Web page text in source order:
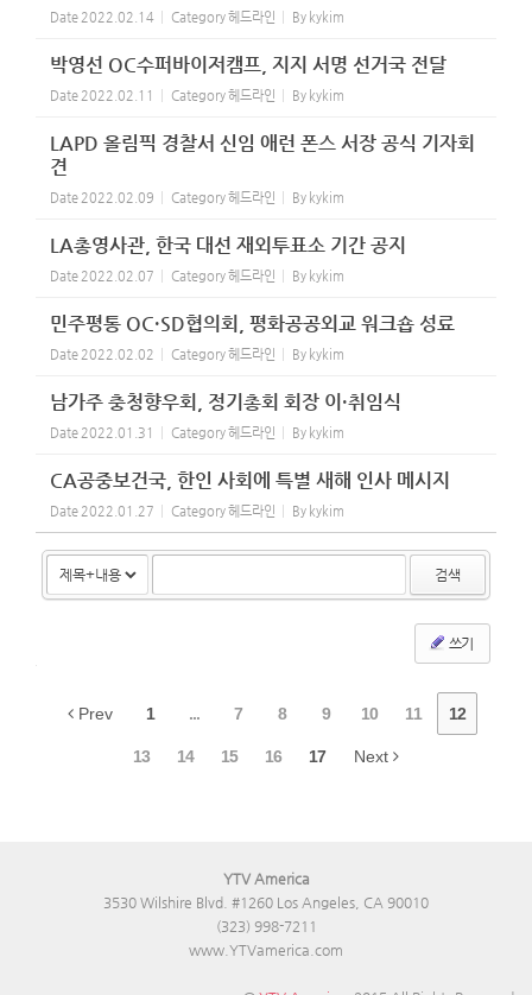
Date 2022.02.14 Category헤드라인 By kykim
박영선 OC수퍼바이저캠프, 지지 서명 선거국 전달
Date 2022.02.11 Category헤드라인 By kykim
LAPD 올림픽 경찰서 신임 애런 폰스 서장 공식 기자회
견
Date 2022.02.09 Category헤드라인 By kykim
LA총영사관, 한국 대선 재외투표소 기간 공지
Date 2022.02.07 Category헤드라인 By kykim
민주평통 OC·SD협의회, 평화공공외교 워크숍 성료
Date 2022.02.02 Category헤드라인 By kykim
남가주 충청향우회, 정기총회 회장 이·취임식
Date 2022.01.31 Category헤드라인 By kykim
CA공중보건국, 한인 사회에 특별 새해 인사 메시지
Date 2022.01.27 Category헤드라인 By kykim
검색
쓰기
Prev 1 ... 7 8 9 10 11 12
13 14 15 16 17 Next
YTV America
3530 Wilshire Blvd. #1260 Los Angeles, CA 90010
(323) 998-7211
www.YTVamerica.com